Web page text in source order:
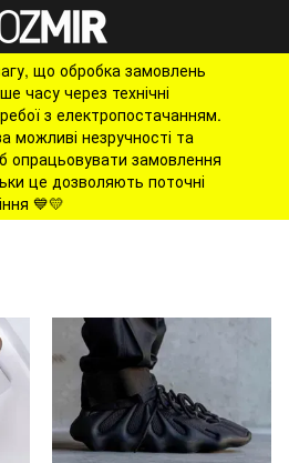
що обробка замовлень
часу через технічні
з електропостачанням.
незручності та
замовлення
це дозволяють поточні
💙💛